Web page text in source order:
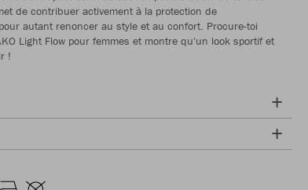
de contribuer activement à la protection de
autant renoncer au style et au confort. Procure-toi
Light Flow pour femmes et montre qu'un look sportif et
!